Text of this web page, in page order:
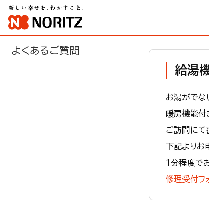
よくあるご質問
給湯
お湯がでな
暖房機能付
ご訪問にて
下記よりお
１分程度で
修理受付フ